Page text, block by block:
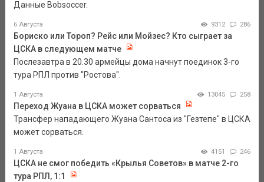
Данные Bobsoccer.
6 Августа 9312 286
Бориско или Тороп? Рейс или Мойзес? Кто сыграет за
ЦСКА в следующем матче
Послезавтра в 20.30 армейцы дома начнут поединок 3-го
тура РПЛ против "Ростова".
1 Августа 13045 258
Переход Жуана в ЦСКА может сорваться
Трансфер нападающего Жуана Сантоса из "Гезтепе" в ЦСКА
может сорваться.
1 Августа 4151 246
ЦСКА не смог победить «Крылья Советов» в матче 2-го
тура РПЛ, 1:1